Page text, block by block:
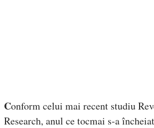
Conform celui mai recent studiu
Research, anul ce tocmai s-a